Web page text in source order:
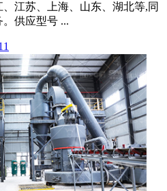
江苏、上海、山东、湖北等,同
供应型号 ...